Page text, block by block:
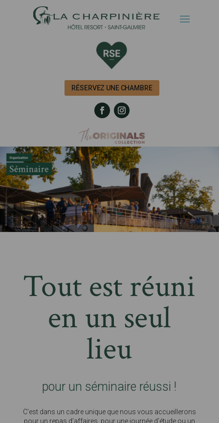
RÉSERVEZ UNE CHAMBRE
Tout est réuni
en un seul
lieu
pour un séminaire réussi !
C’est dans un cadre unique que nous vous accueillerons
pour un repas d’affaires, pour une journée d’étude ou un